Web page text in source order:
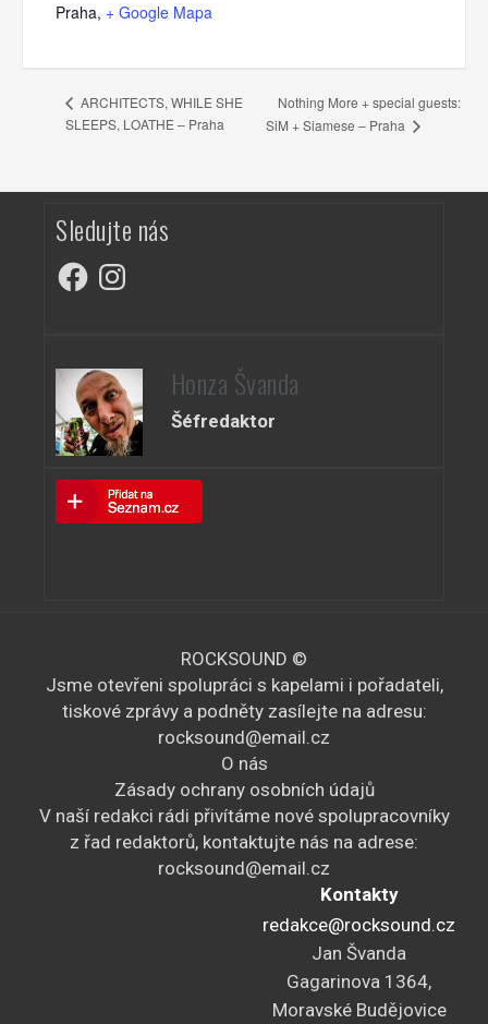
Praha, + Google Mapa
ARCHITECTS, WHILE SHE
SLEEPS, LOATHE – Praha
Nothing More + special guests:
SiM + Siamese – Praha
Sledujte nás
FacebookInstagram
Honza Švanda
Šéfredaktor
ROCKSOUND ©
Jsme otevřeni spolupráci s kapelami i pořadateli,
tiskové zprávy a podněty zasílejte na adresu:
rocksound@email.cz
O nás
Zásady ochrany osobních údajů
V naší redakci rádi přivítáme nové spolupracovníky
z řad redaktorů, kontaktujte nás na adrese:
rocksound@email.cz
Kontakty
redakce@rocksound.cz
Jan Švanda
Gagarinova 1364,
Moravské Budějovice